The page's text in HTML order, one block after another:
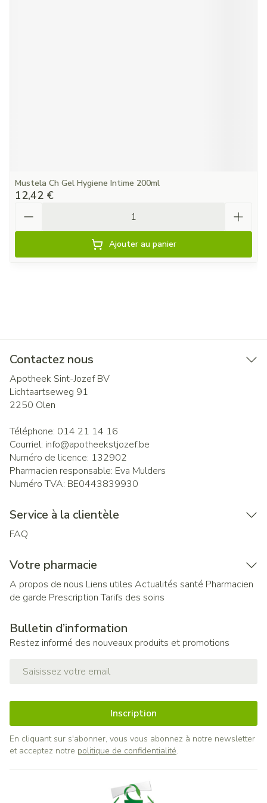
Mustela Ch Gel Hygiene Intime 200ml
12,42 €
Ajouter au panier
Contactez nous
Apotheek Sint-Jozef BV
Lichtaartseweg 91
2250 Olen
Téléphone: 014 21 14 16
Courriel: info@apotheekstjozef.be
Numéro de licence: 132902
Pharmacien responsable: Eva Mulders
Numéro TVA: BE0443839930
Service à la clientèle
FAQ
Votre pharmacie
A propos de nous Liens utiles Actualités santé Pharmacien
de garde Prescription Tarifs des soins
Bulletin d’information
Restez informé des nouveaux produits et promotions
Inscription
En cliquant sur s'abonner, vous vous abonnez à notre newsletter
et acceptez notre politique de confidentialité.